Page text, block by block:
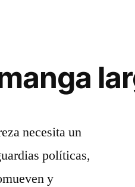
necesita un
políticas,
y